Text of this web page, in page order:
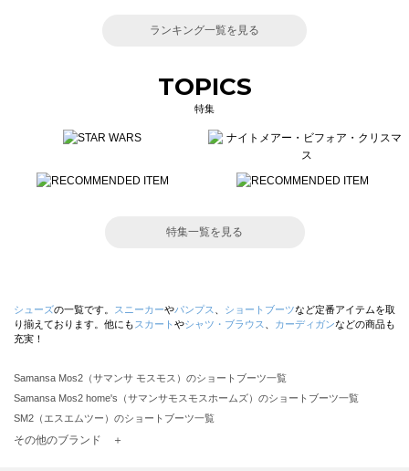
ランキング一覧を見る
TOPICS
特集
特集一覧を見る
シューズの一覧です。 スニーカーやパンプス ショートブーツなど定番アイテムを取
り揃えております。他にも スカート やシャツ・ブラウス カーディガンなどの商品も
充実！
Samansa Mos2（サマンサ モスモス）のショートブーツ一覧
Samansa Mos2 home's（サマンサモスモスホームズ）のショートブーツ一覧
SM2（エスエムツー）のショートブーツ一覧
その他のブランド ＋